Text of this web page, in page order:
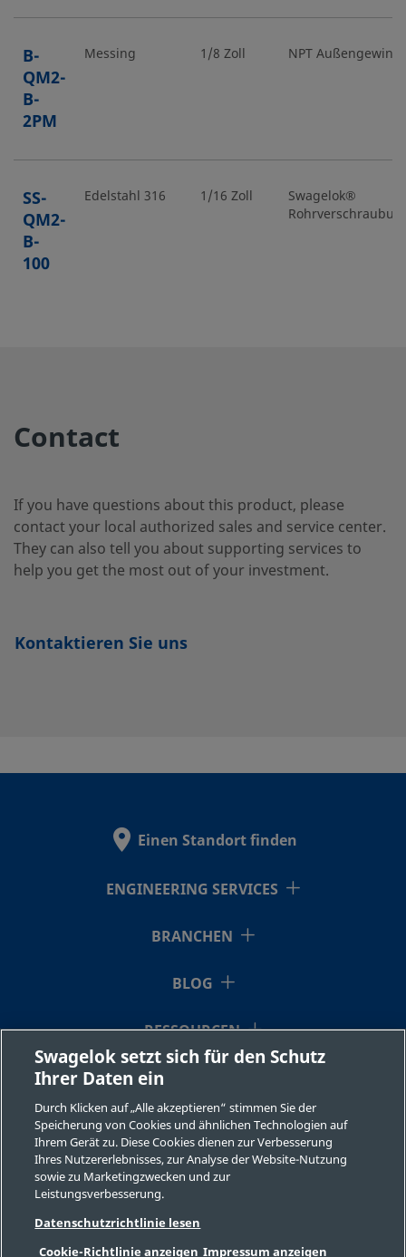
B-
QM2-
B-
2PM
Messing 1/8 Zoll NPT
SS-
QM2-
B-
100
Edelstahl 316 1/16 Zoll
Swagelok®
QM2-
B-
2PF
QM2-
Contact
If you have questions about this product, please
contact your local authorized sales and service center.
They can also tell you about supporting services to
help you get the most out of your investment.
Kontaktieren Sie uns
Einen Standort finden
ENGINEERING SERVICES
BRANCHEN
BLOG
RESSOURCEN
ÜBER UNS
©2026 Swagelok Company. Alle Rechte vorbehalten.
Swagelok setzt sich für den Schutz
Ihrer Daten ein
Durch Klicken auf „Alle akzeptieren“ stimmen Sie der
Speicherung von Cookies und ähnlichen Technologien auf
Ihrem Gerät zu. Diese Cookies dienen zur Verbesserung
Ihres Nutzererlebnisses, zur Analyse der Website-Nutzung
sowie zu Marketingzwecken und zur
Leistungsverbesserung.
Datenschutzrichtlinie lesen
Cookie-Richtlinie anzeigen Impressum anzeigen